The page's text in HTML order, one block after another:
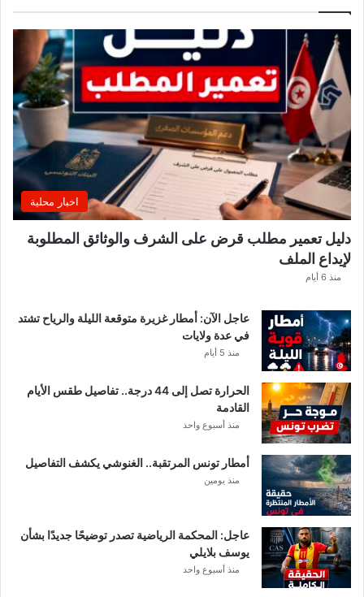
اخبار محلية
دليل تعمير مطلب قرض على الشرف والوثائق المطلوبة
لإيداع الملف
منذ 6 أيام
عاجل الآن: أمطار غزيرة متوقعة الليلة والرياح تشتد
في عدة ولايات
منذ 5 أيام
الحرارة تصل إلى 44 درجة.. تفاصيل طقس الأيام
القادمة
منذ أسبوع واحد
أمطار تونس المرتقبة.. الغنوشي يكشف التفاصيل
منذ يومين
عاجل: المحكمة الرياضية تصدر توضيحًا جديدًا بشأن
يوسف بلايلي
منذ أسبوع واحد